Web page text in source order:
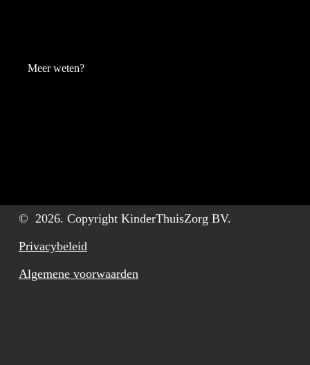
Meer weten?
© 2026. Copyright KinderThuisZorg BV.
Privacybeleid
Algemene voorwaarden